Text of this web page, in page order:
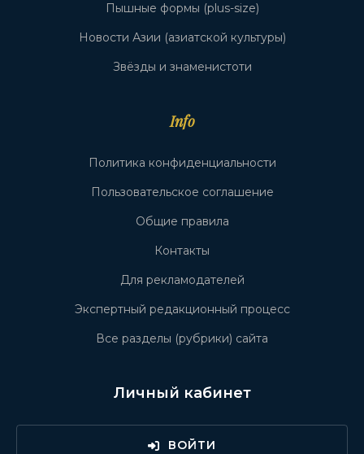
Пышные формы (plus-size)
Новости Азии (азиатской культуры)
Звёзды и знаменистоти
Info
Политика конфиденциальности
Пользовательское соглашение
Общие правила
Контакты
Для рекламодателей
Экспертный редакционный процесс
Все разделы (рубрики) сайта
Личный кабинет
ВОЙТИ